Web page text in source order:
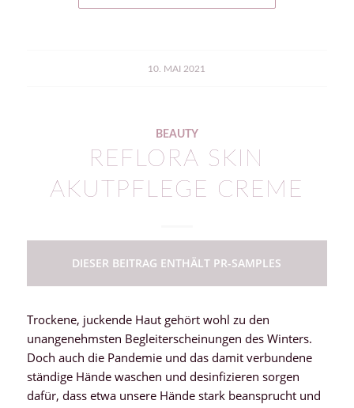
10. MAI 2021
BEAUTY
REFLORA SKIN
AKUTPFLEGE CREME
DIESER BEITRAG ENTHÄLT PR-SAMPLES
Trockene, juckende Haut gehört wohl zu den
unangenehmsten Begleiterscheinungen des Winters.
Doch auch die Pandemie und das damit verbundene
ständige Hände waschen und desinfizieren sorgen
dafür, dass etwa unsere Hände stark beansprucht und